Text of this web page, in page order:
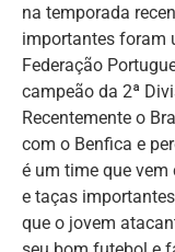
na temporada
importantes foram
Federação
campeão da 2ª
Recentemente o
com o Benfica e
é um time que
e taças
que o jovem